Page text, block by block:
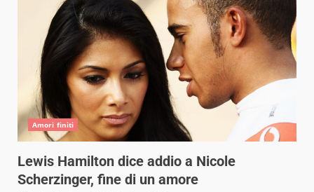
Amori finiti
Lewis Hamilton dice addio a Nicole
Scherzinger, fine di un amore